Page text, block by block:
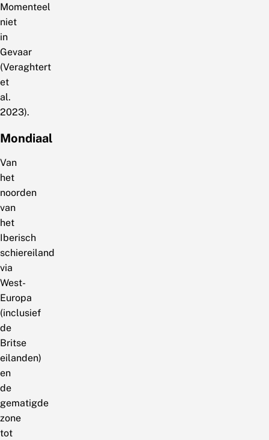
Momenteel
niet
in
Gevaar
(Veraghtert
et
al.
2023).
Mondiaal
Van
het
noorden
van
het
Iberisch
schiereiland
via
West-
Europa
(inclusief
de
Britse
eilanden)
en
de
gematigde
zone
tot